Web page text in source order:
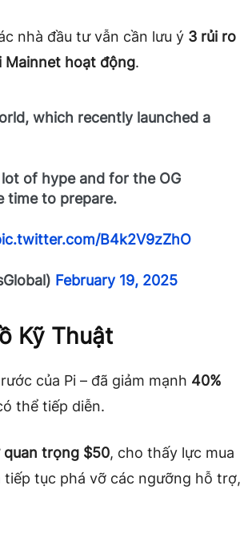
nhà đầu tư vẫn cần lưu ý 3 rủi ro
Mainnet hoạt động.
which recently launched a
of hype and for the OG
time to prepare.
B4k2V9zZhO
February 19, 2025
Kỹ Thuật
của Pi – đã giảm mạnh 40%
thể tiếp diễn.
trọng $50, cho thấy lực mua
tiếp tục phá vỡ các ngưỡng hỗ trợ,